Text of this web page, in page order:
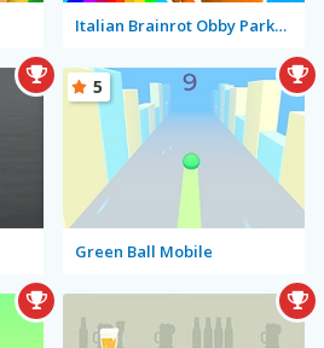
Italian Brainrot Obby Parkour
Green Ball Mobile
5